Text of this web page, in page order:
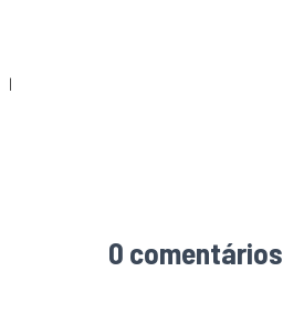
|
0 comentários